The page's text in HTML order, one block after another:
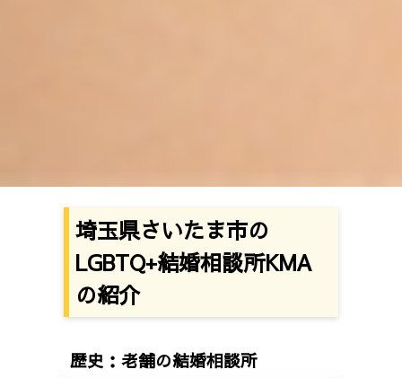
埼玉県さいたま市の
LGBTQ+結婚相談所KMA
の紹介
歴史：老舗の結婚相談所